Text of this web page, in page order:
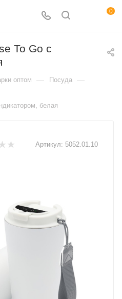
0
To Go с
оптом — Посуда —
белая
Артикул: 5052.01.10